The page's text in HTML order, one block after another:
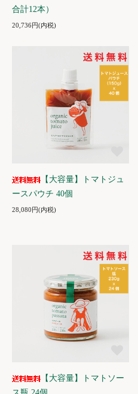
合計12本）
20,736円(内税)
【大容量】トマトジュ
ースパウチ 40個
28,080円(内税)
【大容量】トマトソー